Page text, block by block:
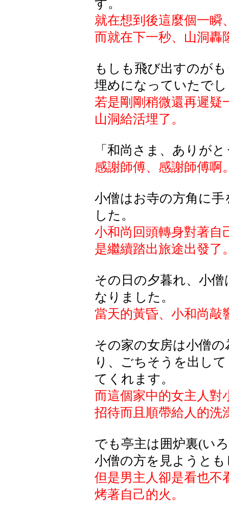
す。
就在想到後這麼個一瞬
而就在下一秒、山洞轟
もしも飛び出すのが
埋めになっていたで
若是剛剛稍微還再遲疑
山洞給活埋了。
「和尚さま、ありが
感謝師傅、感謝師傅啊
小僧はお寺の方角に
した。
小和尚回頭轉身對著自
是繼續踏出旅途出發了
その日の夕暮れ、小
なりました。
當天的黃昏、小和尚敲
その家の女房は小僧
り、ごちそうを出し
てくれます。
而這個家中的女主人對
招待而且順帶給人的洗
でも亭主は囲炉裏(い
小僧の方を見ようと
但是男主人卻是看也不
烤著自己的火。